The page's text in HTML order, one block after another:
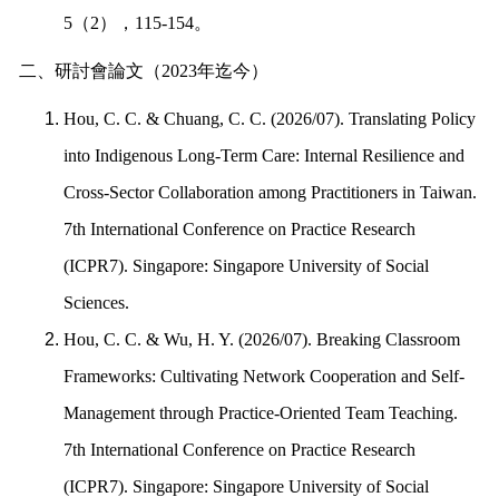
5 （2）， 115-154。
二、研討會論文（2023年迄今）
Hou, C. C. & Chuang, C. C. (2026/07). Translating Policy
into Indigenous Long-Term Care: Internal Resilience and
Cross-Sector Collaboration among Practitioners in Taiwan.
7th International Conference on Practice Research
(ICPR7). Singapore: Singapore University of Social
Sciences.
Hou, C. C. & Wu, H. Y. (2026/07). Breaking Classroom
Frameworks: Cultivating Network Cooperation and Self-
Management through Practice-Oriented Team Teaching.
7th International Conference on Practice Research
(ICPR7). Singapore: Singapore University of Social